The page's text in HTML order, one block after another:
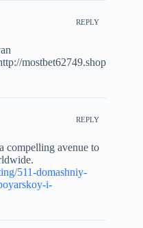
REPLY
mostbet62749.shop
REPLY
compelling avenue to
511-domashniy-
i-